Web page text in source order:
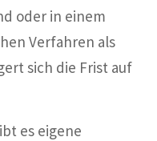
oder in einem
Verfahren als
sich die Frist auf
es eigene